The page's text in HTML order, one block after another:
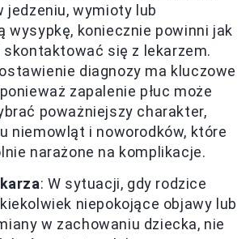
jedzeniu, wymioty lub
wysypkę, koniecznie powinni jak
się z lekarzem.
diagnozy ma kluczowe
zapalenie płuc może
poważniejszy charakter,
niemowląt i noworodków, które
narażone na komplikacje.
: W sytuacji, gdy rodzice
niepokojące objawy lub
w zachowaniu dziecka, nie